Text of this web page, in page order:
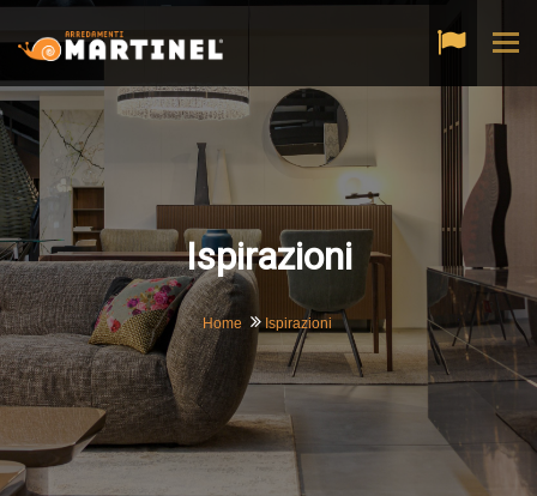
Ispirazioni
Home Ispirazioni